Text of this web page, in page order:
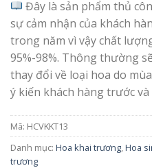
Đây là sản phẩm thủ
sự cảm nhận của khách
trong năm vì vậy chất
95%-98%. Thông thường
thay đổi về loại hoa do
ý kiến khách hàng trước
Mã: HCVKKT13
Danh mục: Hoa khai trương,Hoa
trương